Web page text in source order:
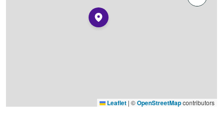
Leaflet | ©OpenStreetMapcontributors